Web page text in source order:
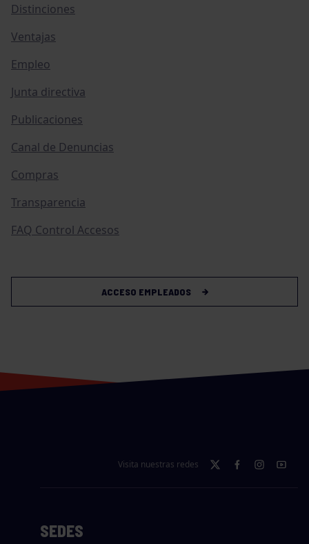
Distinciones
Ventajas
Empleo
Junta directiva
Publicaciones
Canal de Denuncias
Compras
Transparencia
FAQ Control Accesos
ACCESO EMPLEADOS
Visita nuestras redes
SEDES